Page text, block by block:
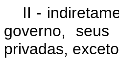
II -
governo,
privadas,